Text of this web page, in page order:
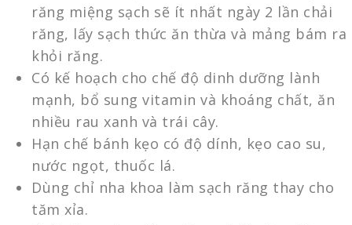
răng miệng sạch sẽ ít nhất ngày 2 lần chải
răng, lấy sạch thức ăn thừa và mảng bám ra
khỏi răng.
Có kế hoạch cho chế độ dinh dưỡng lành
mạnh, bổ sung vitamin và khoáng chất, ăn
nhiều rau xanh và trái cây.
Hạn chế bánh kẹo có độ dính, kẹo cao su,
nước ngọt, thuốc lá.
Dùng chỉ nha khoa làm sạch răng thay cho
tăm xỉa.